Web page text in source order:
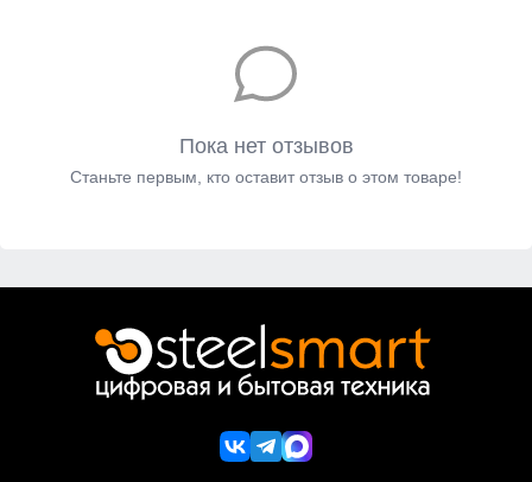
Пока нет отзывов
Станьте первым, кто оставит отзыв о этом товаре!